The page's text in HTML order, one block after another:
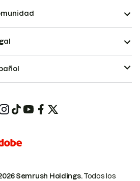
Semrush Holdings.Todos los